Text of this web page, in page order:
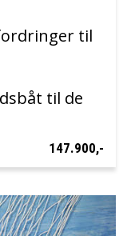
til
til de
147.900,-